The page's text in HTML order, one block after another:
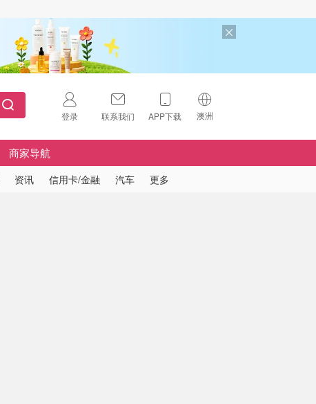
登录 联系我们 APP下载 澳洲
🇺🇸
🇨🇳中国
商家导航
资讯 信用卡/金融 汽车 更多